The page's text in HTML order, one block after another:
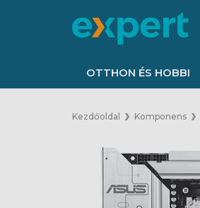
OTTHON ÉS HOBBI
Kezdőoldal Komponens